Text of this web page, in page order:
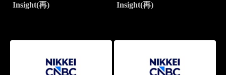
Insight(再) Insight(再)